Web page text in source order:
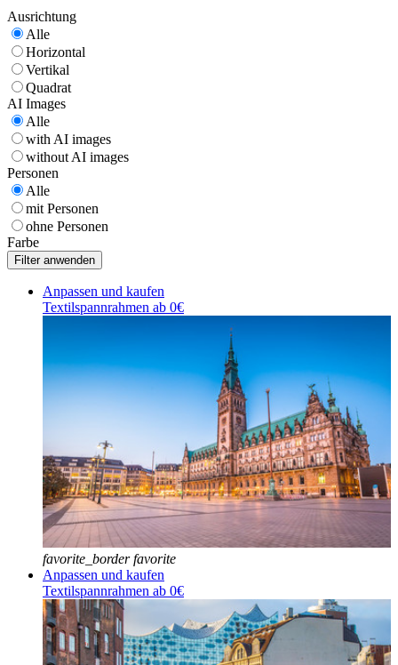
Ausrichtung
Alle
Horizontal
Vertikal
Quadrat
AI Images
Alle
with AI images
without AI images
Personen
Alle
mit Personen
ohne Personen
Farbe
Anpassen und kaufen
Textilspannrahmen ab 0€
favorite_border favorite
Anpassen und kaufen
Textilspannrahmen ab 0€